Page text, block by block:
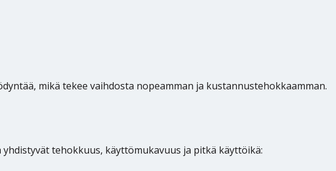
mikä tekee vaihdosta nopeamman ja kustannustehokkaamman.
tehokkuus, käyttömukavuus ja pitkä käyttöikä: